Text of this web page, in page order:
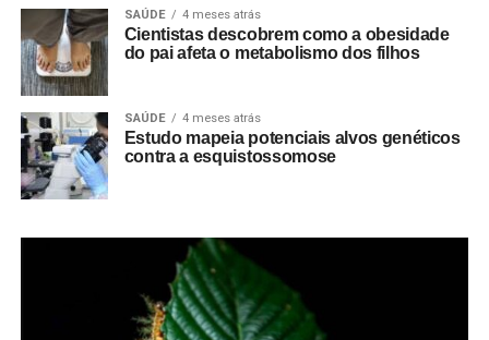
SAÚDE 4 meses atrás
Cientistas descobrem como a obesidade
do pai afeta o metabolismo dos filhos
SAÚDE 4 meses atrás
Estudo mapeia potenciais alvos genéticos
contra a esquistossomose